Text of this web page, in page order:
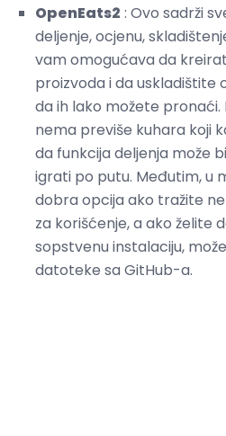
OpenEats2 : Ovo sadrži
deljenje, ocjenu,
vam omogućava da
proizvoda i da
da ih lako možete pronaći.
nema previše kuhara koji
da funkcija deljenja može
igrati po putu. Međutim, u
dobra opcija ako tražite
za korišćenje, a ako želite
sopstvenu instalaciju,
datoteke sa GitHub-a.